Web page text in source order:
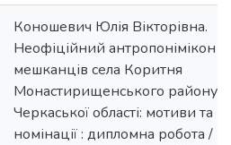
Коношевич Юлія Вікторівна.
Неофіційний антропонімікон
мешканців села Коритня
Монастирищенського району
Черкаської області: мотиви та
номінації : дипломна робота /